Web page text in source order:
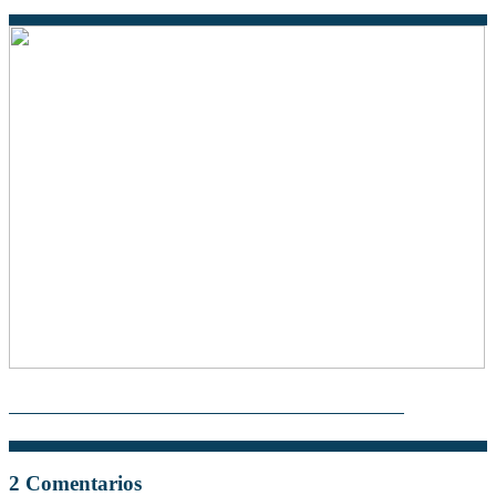
2 Comentarios